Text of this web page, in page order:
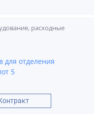
расходные
для отделения
5